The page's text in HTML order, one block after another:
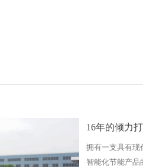
16年的倾力
拥有一支具有现
智能化节能产品